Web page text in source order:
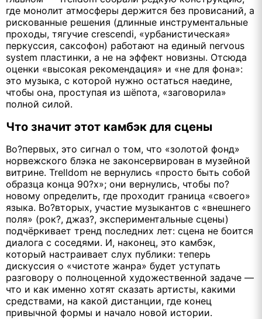
где монолит атмосферы держится без провисаний, а
рискованные решения (длинные инструментальные
проходы, тягучие crescendi, «урбанистическая»
перкуссия, саксофон) работают на единый nervous
system пластинки, а не на эффект новизны. Отсюда
оценки «высокая рекомендация» и «не для фона»:
это музыка, с которой нужно остаться наедине,
чтобы она, проступая из шёпота, «заговорила»
полной силой.
Что значит этот камбэк для сцены
Во?первых, это сигнал о том, что «золотой фонд»
норвежского блэка не законсервирован в музейной
витрине. Trelldom не вернулись «просто быть собой
образца конца 90?х»; они вернулись, чтобы по?
новому определить, где проходит граница «своего»
языка. Во?вторых, участие музыкантов с «внешнего
поля» (рок?, джаз?, экспериментальные сцены)
подчёркивает тренд последних лет: сцена не боится
диалога с соседями. И, наконец, это камбэк,
который настраивает слух публики: теперь
дискуссия о «чистоте жанра» будет уступать
разговору о полноценной художественной задаче —
что и как именно хотят сказать артисты, какими
средствами, на какой дистанции, где конец
привычной формы и начало новой истории.